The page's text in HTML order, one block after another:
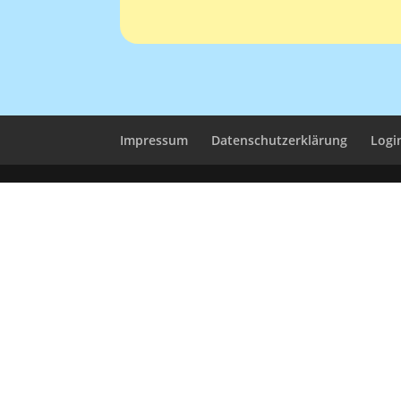
Impressum Datenschutzerklärung